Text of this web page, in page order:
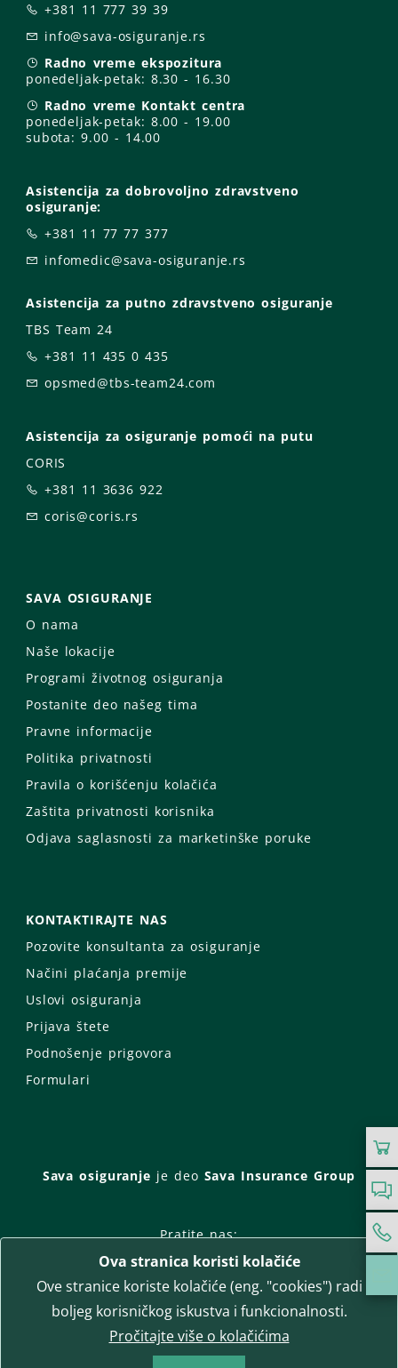
+381 11 777 39 39
info@sava-osiguranje.rs
Radno vreme ekspozitura
ponedeljak-petak: 8.30 - 16.30
Radno vreme Kontakt centra
ponedeljak-petak: 8.00 - 19.00
subota: 9.00 - 14.00
Asistencija za dobrovoljno zdravstveno
osiguranje:
+381 11 77 77 377
infomedic@sava-osiguranje.rs
Asistencija za putno zdravstveno osiguranje
TBS Team 24
+381 11 435 0 435
opsmed@tbs-team24.com
Asistencija za osiguranje pomoći na putu
CORIS
+381 11 3636 922
coris@coris.rs
SAVA OSIGURANJE
O nama
Naše lokacije
Programi životnog osiguranja
Postanite deo našeg tima
Pravne informacije
Politika privatnosti
Pravila o korišćenju kolačića
Zaštita privatnosti korisnika
Odjava saglasnosti za marketinške poruke
KONTAKTIRAJTE NAS
Pozovite konsultanta za osiguranje
Načini plaćanja premije
Uslovi osiguranja
Prijava štete
Podnošenje prigovora
Formulari
Sava osiguranje je deo Sava Insurance Group
Pratite nas:
Facebook
Instagram
LinkedIn
Twitter
YouTube
WhatsApp
T-media d.o.o. | napredne komunikacije
Ova stranica koristi kolačiće
Ove stranice koriste kolačiće (eng. "cookies") radi
boljeg korisničkog iskustva i funkcionalnosti.
Pročitajte više o kolačićima